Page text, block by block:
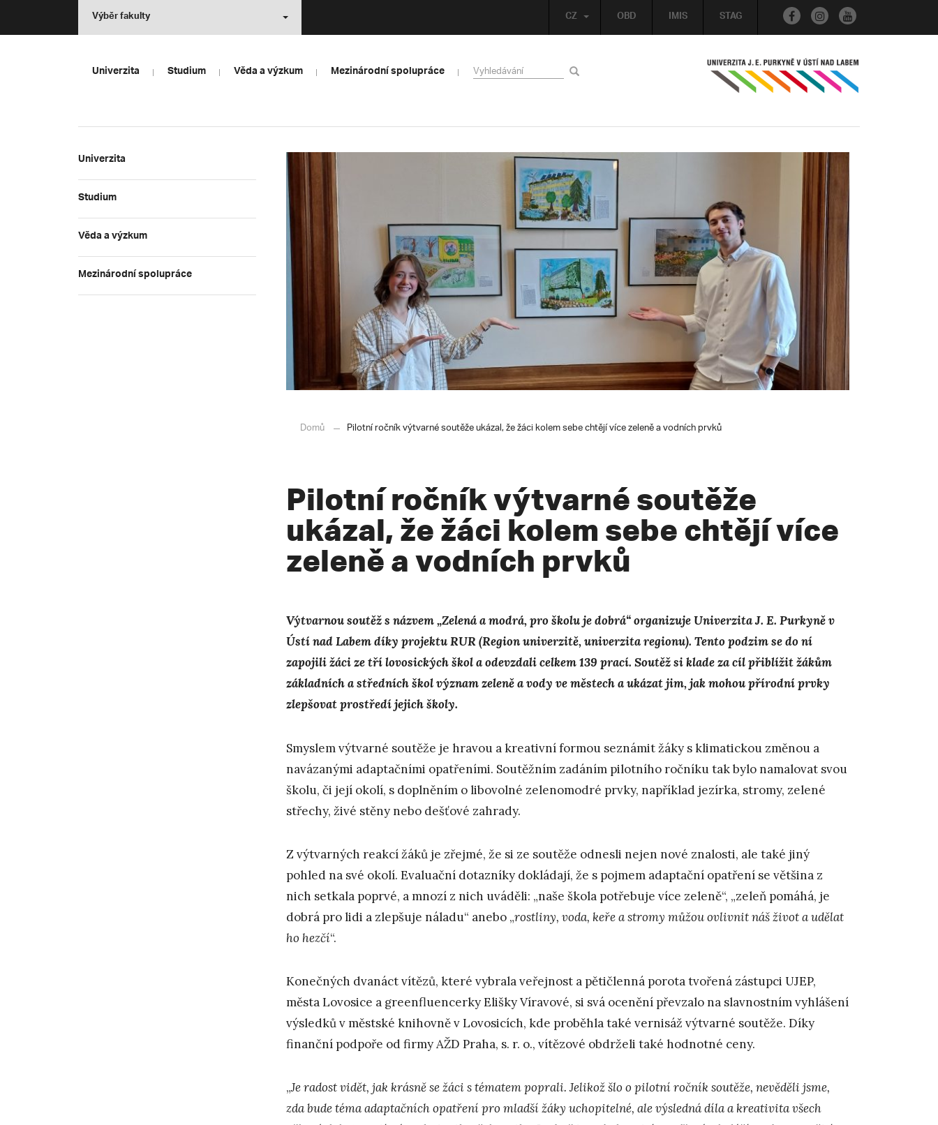
OBD IMIS STAG
CZ
Výběr fakulty
Univerzita Studium Věda a výzkum Mezinárodní spolupráce
Univerzita
Studium
Věda a výzkum
Mezinárodní spolupráce
Domů Pilotní ročník výtvarné soutěže ukázal, že žáci kolem sebe chtějí více zeleně a vodních prvků
Pilotní ročník výtvarné soutěže
ukázal, že žáci kolem sebe chtějí více
zeleně a vodních prvků
Výtvarnou soutěž s názvem „Zelená a modrá, pro školu je dobrá“ organizuje Univerzita J. E. Purkyně v
Ústí nad Labem díky projektu RUR (Region univerzitě, univerzita regionu). Tento podzim se do ní
zapojili žáci ze tří lovosických škol a odevzdali celkem 139 prací. Soutěž si klade za cíl přiblížit žákům
základních a středních škol význam zeleně a vody ve městech a ukázat jim, jak mohou přírodní prvky
zlepšovat prostředí jejich školy.
Smyslem výtvarné soutěže je hravou a kreativní formou seznámit žáky s klimatickou změnou a
navázanými adaptačními opatřeními. Soutěžním zadáním pilotního ročníku tak bylo namalovat svou
školu, či její okolí, s doplněním o libovolné zelenomodré prvky, například jezírka, stromy, zelené
střechy, živé stěny nebo dešťové zahrady.
Z výtvarných reakcí žáků je zřejmé, že si ze soutěže odnesli nejen nové znalosti, ale také jiný
pohled na své okolí. Evaluační dotazníky dokládají, že s pojmem adaptační opatření se většina z
nich setkala poprvé, a mnozí z nich uváděli: „naše škola potřebuje více zeleně“, „zeleň pomáhá, je
dobrá pro lidi a zlepšuje náladu“ anebo „rostliny, voda, keře a stromy můžou ovlivnit náš život a udělat
ho hezčí“.
Konečných dvanáct vítězů, které vybrala veřejnost a pětičlenná porota tvořená zástupci UJEP,
města Lovosice a greenfluencerky Elišky Víravové, si svá ocenění převzalo na slavnostním vyhlášení
výsledků v městské knihovně v Lovosicích, kde proběhla také vernisáž výtvarné soutěže. Díky
finanční podpoře od firmy AŽD Praha, s. r. o., vítězové obdrželi také hodnotné ceny.
„Je radost vidět, jak krásně se žáci s tématem poprali. Jelikož šlo o pilotní ročník soutěže, nevěděli jsme,
zda bude téma adaptačních opatření pro mladší žáky uchopitelné, ale výsledná díla a kreativita všech